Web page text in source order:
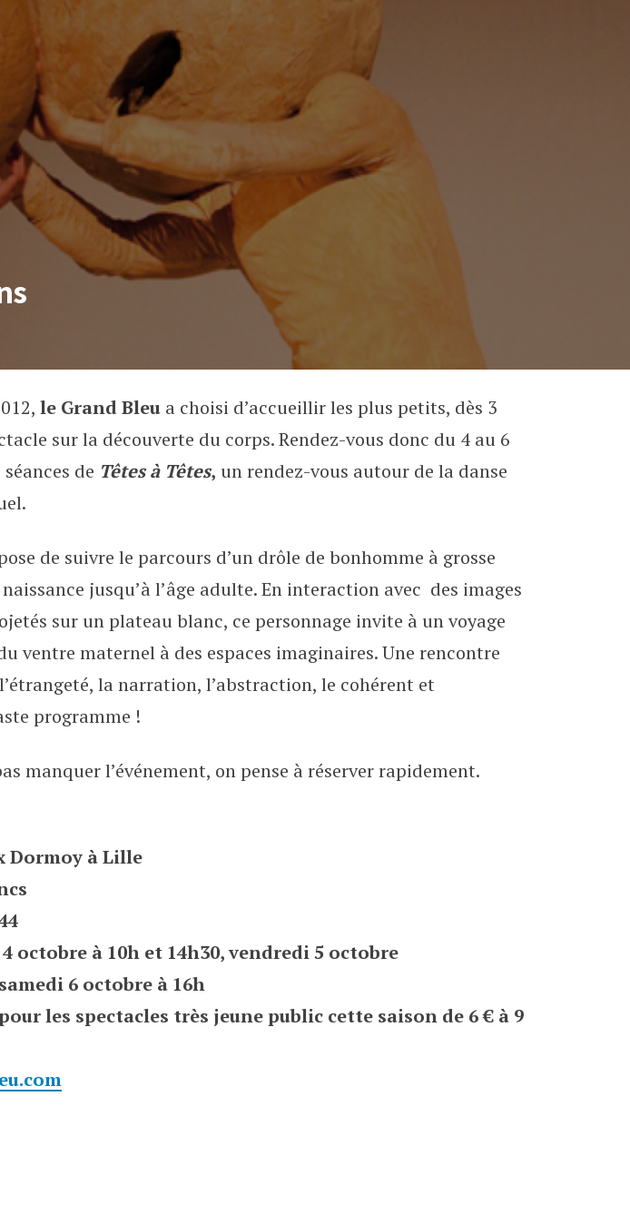
: de la danse dès 3 ans
le Grand Bleu a choisi d’accueillir les plus petits, dès 3
sur la découverte du corps. Rendez-vous donc du 4 au 6
de Têtes à Têtes, un rendez-vous autour de la danse
de suivre le parcours d’un drôle de bonhomme à grosse
jusqu’à l’âge adulte. En interaction avec des images
sur un plateau blanc, ce personnage invite à un voyage
ventre maternel à des espaces imaginaires. Une rencontre
la narration, l’abstraction, le cohérent et
programme !
manquer l’événement, on pense à réserver rapidement.
Dormoy à Lille
octobre à 10h et 14h30, vendredi 5 octobre
6 octobre à 16h
les spectacles très jeune public cette saison de 6 € à 9